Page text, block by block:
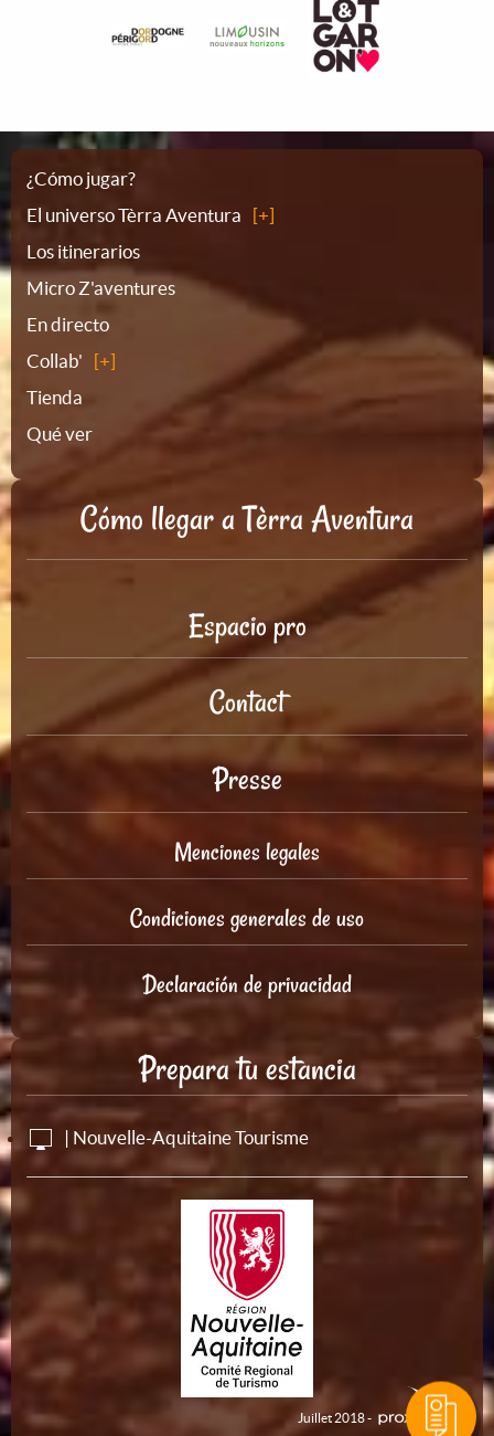
Plano
del
sitio
¿Cómo jugar?
El universo Tèrra Aventura
Los itinerarios
Micro Z'aventures
En directo
Collab'
Tienda
Qué ver
Cómo llegar a Tèrra Aventura
Espacio pro
Contact
Presse
Menciones legales
Condiciones generales de uso
Declaración de privacidad
Prepara tu estancia
| Nouvelle-Aquitaine Tourisme
Juillet 2018 -